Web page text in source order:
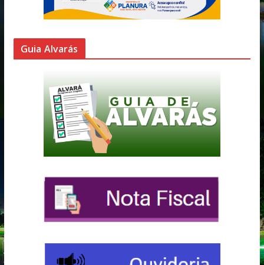
Guia Alvarás